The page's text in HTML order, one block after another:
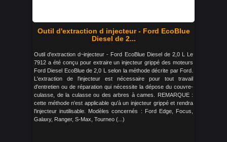
Outil d'extraction d injecteur - Ford EcoBlue
Diesel de 2...
Outil d'extraction d~injecteur - Ford EcoBlue Diesel de 2,0 L Le
7912 a été conçu pour extraire un injecteur grippé des moteurs
Ford Diesel EcoBlue de 2,0 L selon la méthode décrite par Ford.
L'extraction de l'injecteur est nécessaire pour tout travail
d'entretien ou de réparation qui nécessite la dépose du couvre-
culasse, de la culasse ou des arbres à cames. REMARQUE :
cette méthode n'est applicable qu'à un injecteur grippé et rendra
l'injecteur inutilisable. Modèles concernés : Ford Edge, Focus,
Galaxy, Ranger, S-Max, Tourneo (...)